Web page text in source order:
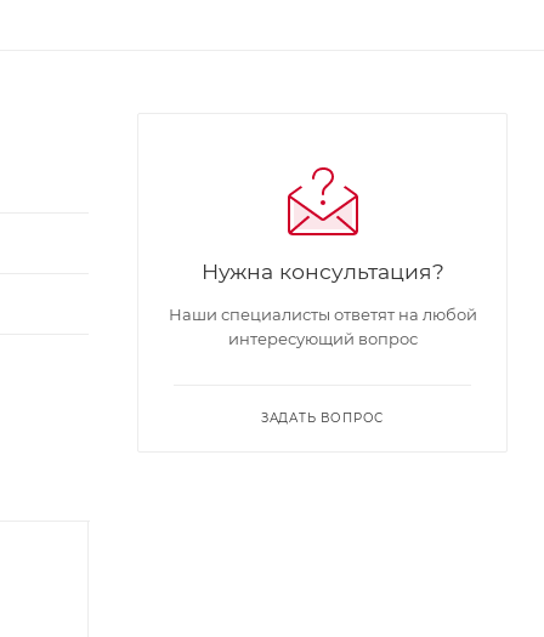
Нужна консультация?
Наши специалисты ответят на любой
интересующий вопрос
ЗАДАТЬ ВОПРОС